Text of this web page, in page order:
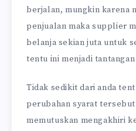
berjalan, mungkin karena
penjualan maka supplier
belanja sekian juta untuk
tentu ini menjadi
Tidak sedikit dari anda
perubahan syarat
memutuskan mengakhiri